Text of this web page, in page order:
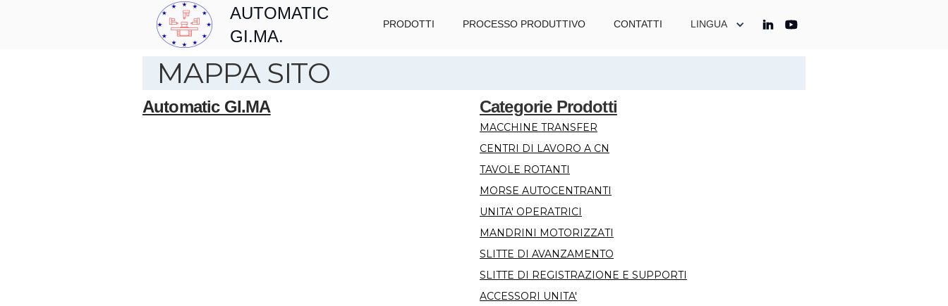
AUTOMATIC
GI.MA.
PRODOTTI PROCESSO PRODUTTIVO CONTATTI LINGUA
MAPPA SITO
Automatic GI.MA Categorie Prodotti
MACCHINE TRANSFER
CENTRI DI LAVORO A CN
TAVOLE ROTANTI
MORSE AUTOCENTRANTI
UNITA' OPERATRICI
MANDRINI MOTORIZZATI
SLITTE DI AVANZAMENTO
SLITTE DI REGISTRAZIONE E SUPPORTI
ACCESSORI UNITA'